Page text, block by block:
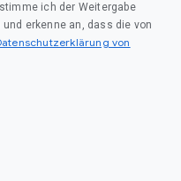
ich der Weitergabe
erkenne an, dass die von
von